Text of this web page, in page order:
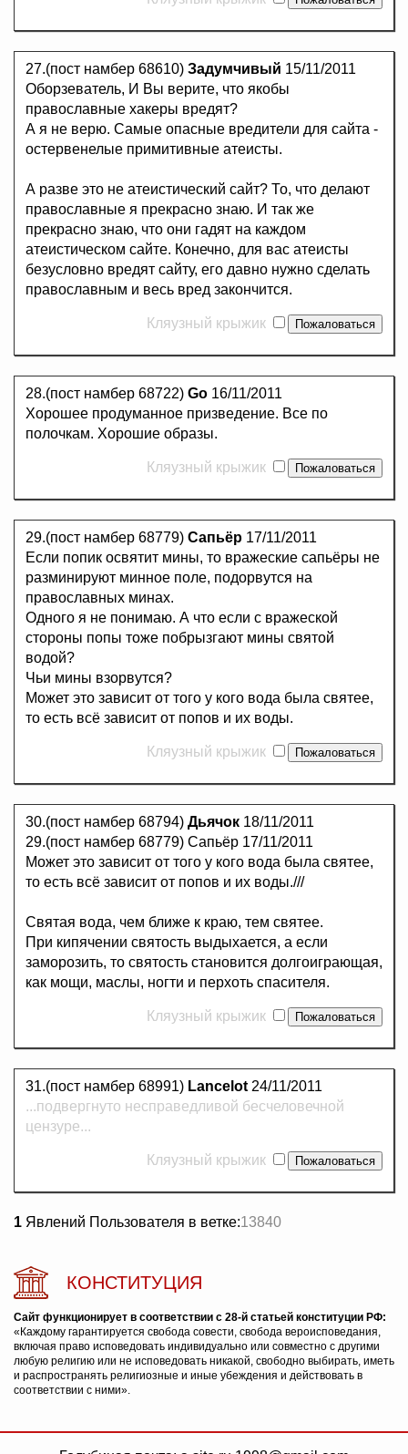
27.(пост намбер 68610) Задумчивый 15/11/2011
Оборзеватель, И Вы верите, что якобы
православные хакеры вредят?
А я не верю. Самые опасные вредители для сайта -
остервенелые примитивные атеисты.
А разве это не атеистический сайт? То, что делают
православные я прекрасно знаю. И так же
прекрасно знаю, что они гадят на каждом
атеистическом сайте. Конечно, для вас атеисты
безусловно вредят сайту, его давно нужно сделать
православным и весь вред закончится.
Кляузный крыжик
28.(пост намбер 68722) Go 16/11/2011
Хорошее продуманное призведение. Все по
полочкам. Хорошие образы.
Кляузный крыжик
29.(пост намбер 68779) Сапьёр 17/11/2011
Если попик освятит мины, то вражеские сапьёры не
разминируют минное поле, подорвутся на
православных минах.
Одного я не понимаю. А что если с вражеской
стороны попы тоже побрызгают мины святой
водой?
Чьи мины взорвутся?
Может это зависит от того у кого вода была святее,
то есть всё зависит от попов и их воды.
Кляузный крыжик
30.(пост намбер 68794) Дьячок 18/11/2011
29.(пост намбер 68779) Сапьёр 17/11/2011
Может это зависит от того у кого вода была святее,
то есть всё зависит от попов и их воды.///
Святая вода, чем ближе к краю, тем святее.
При кипячении святость выдыхается, а если
заморозить, то святость становится долгоиграющая,
как мощи, маслы, ногти и перхоть спасителя.
Кляузный крыжик
31.(пост намбер 68991) Lancelot 24/11/2011
...подвергнуто несправедливой бесчеловечной
цензуре...
Кляузный крыжик
1 Явлений Пользователя в ветке:13840
КОНСТИТУЦИЯ
Сайт функционирует в соответствии с 28-й статьей конституции РФ:
«Каждому гарантируется свобода совести, свобода вероисповедания,
включая право исповедовать индивидуально или совместно с другими
любую религию или не исповедовать никакой, свободно выбирать, иметь
и распространять религиозные и иные убеждения и действовать в
соответствии с ними».